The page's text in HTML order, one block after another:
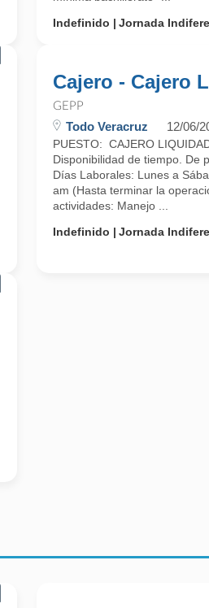
Indefinido
Jornada
Cajero - Cajero
GEPP
Todo Veracruz 12/06/
PUESTO: CAJERO
Disponibilidad de tiempo. De
Días Laborales: Lunes a
am (Hasta terminar la
actividades: Manejo ...
Indefinido
Jornada